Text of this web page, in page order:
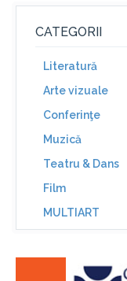
CATEGORII
Literatură
Arte vizuale
Conferinţe
Muzică
Teatru & Dans
Film
MULTIART